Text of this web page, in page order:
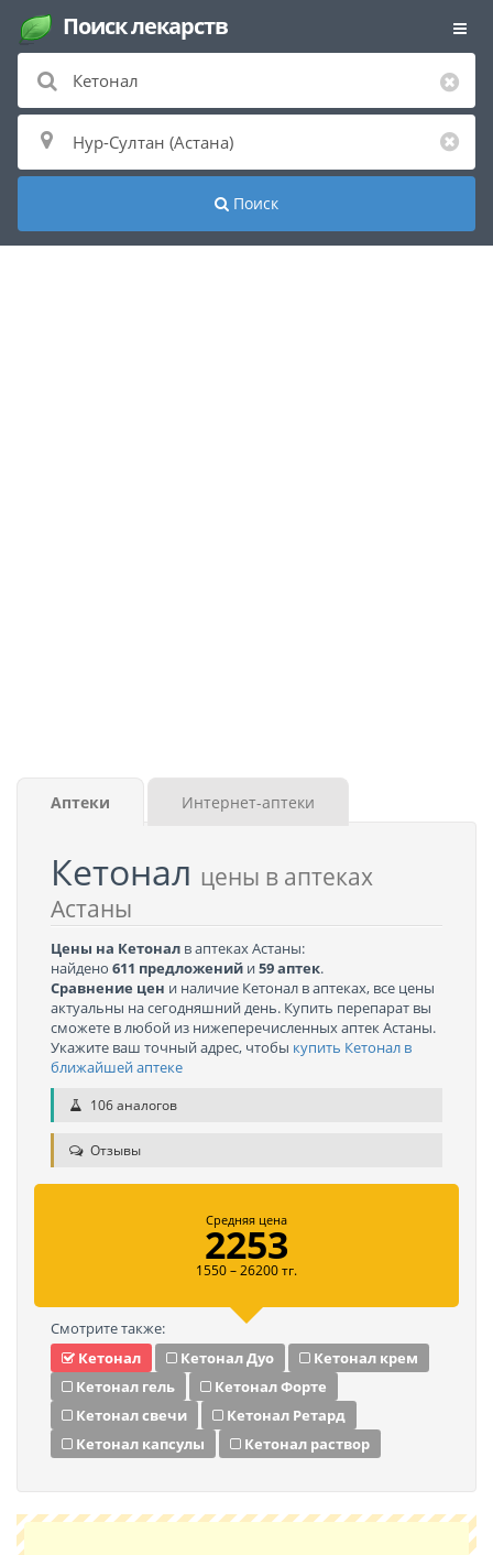
Поиск лекарств
Поиск
Аптеки Интернет-аптеки
Кетонал цены в аптеках
Астаны
Цены на Кетонал в аптеках Астаны:
найдено 611 предложений и59 аптек.
Сравнение цен и наличие Кетонал в аптеках, все цены
актуальны на сегодняшний день. Купить перепарат вы
сможете в любой из нижеперечисленных аптек Астаны.
Укажите ваш точный адрес, чтобы купить Кетонал в
ближайшей аптеке
106 аналогов
Отзывы
Средняя цена
2253
1550 – 26200 тг.
Смотрите также:
Кетонал
Кетонал Дуо
Кетонал крем
Кетонал гель
Кетонал Форте
Кетонал свечи
Кетонал Ретард
Кетонал капсулы
Кетонал раствор